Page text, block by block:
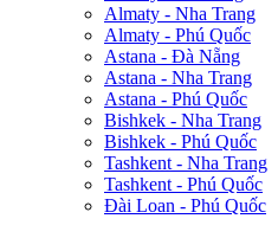
Almaty - Nha Trang
Almaty - Phú Quốc
Astana - Đà Nẵng
Astana - Nha Trang
Astana - Phú Quốc
Bishkek - Nha Trang
Bishkek - Phú Quốc
Tashkent - Nha Trang
Tashkent - Phú Quốc
Đài Loan - Phú Quốc